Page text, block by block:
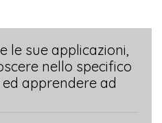
le sue applicazioni,
nello specifico
apprendere ad